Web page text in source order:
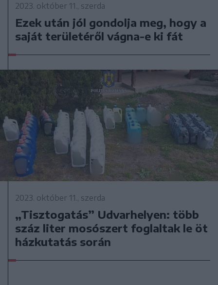
2023. október 11., szerda
Ezek után jól gondolja meg, hogy a
saját területéről vágna-e ki fát
2023. október 11., szerda
„Tisztogatás” Udvarhelyen: több
száz liter mosószert foglaltak le öt
házkutatás során